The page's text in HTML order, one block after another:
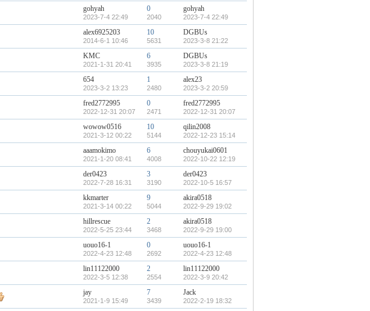
gohyah
2023-7-4 22:49
0
2040
gohyah
2023-7-4 22:49
alex6925203
2014-6-1 10:46
10
5631
DGBUs
2023-3-8 21:22
KMC
2021-1-31 20:41
6
3935
DGBUs
2023-3-8 21:19
654
2023-3-2 13:23
1
2480
alex23
2023-3-2 20:59
fred2772995
2022-12-31 20:07
0
2471
fred2772995
2022-12-31 20:07
wowow0516
2021-3-12 00:22
10
5144
qilin2008
2022-12-23 15:14
aaamokimo
2021-1-20 08:41
6
4008
chouyukai0601
2022-10-22 12:19
der0423
2022-7-28 16:31
3
3190
der0423
2022-10-5 16:57
kkmarter
2021-3-14 00:22
9
5044
akira0518
2022-9-29 19:02
hillrescue
2022-5-25 23:44
2
3468
akira0518
2022-9-29 19:00
uouo16-1
2022-4-23 12:48
0
2692
uouo16-1
2022-4-23 12:48
lin11122000
2022-3-5 12:38
2
2554
lin11122000
2022-3-9 20:42
jay
2021-1-9 15:49
7
3439
Jack
2022-2-19 18:32